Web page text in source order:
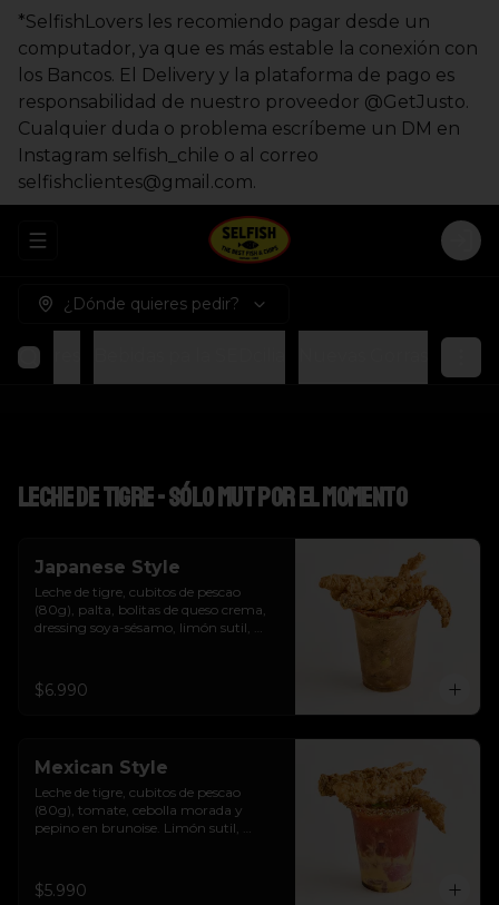
*SelfishLovers les recomiendo pagar desde un
computador, ya que es más estable la conexión con
los Bancos. El Delivery y la plataforma de pago es
responsabilidad de nuestro proveedor @GetJusto.
Cualquier duda o problema escríbeme un DM en
Instagram selfish_chile o al correo
selfishclientes@gmail.com.
Abrir menu de navegación
¿Dónde quieres pedir?
Postres
Leche de Tigre - sólo MUT por el momento
Japanese Style
Leche de tigre, cubitos de pescao
(80g), palta, bolitas de queso crema,
dressing soya-sésamo, limón sutil,
$6.990
Mexican Style
Leche de tigre, cubitos de pescao
(80g), tomate, cebolla morada y
pepino en brunoise. Limón sutil,
$5.990